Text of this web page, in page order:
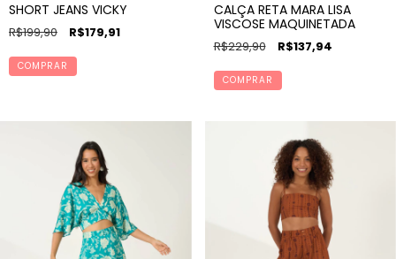
SHORT JEANS VICKY
R$199,90 R$179,91
COMPRAR
CALÇA RETA MARA LISA
VISCOSE MAQUINETADA
R$229,90 R$137,94
COMPRAR